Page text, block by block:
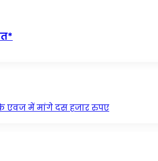
एवज में मांगे दस हजार रुपए